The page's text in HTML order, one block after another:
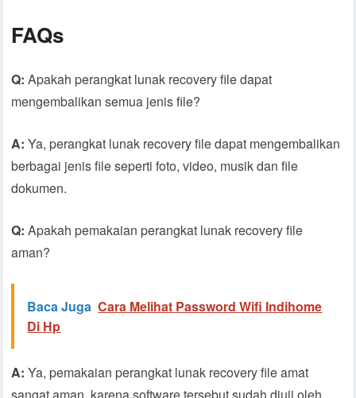
FAQs
Q: Apakah perangkat lunak recovery file dapat
mengembalikan semua jenis file?
A: Ya, perangkat lunak recovery file dapat mengembalikan
berbagai jenis file seperti foto, video, musik dan file
dokumen.
Q: Apakah pemakaian perangkat lunak recovery file
aman?
Baca Juga Cara Melihat Password Wifi Indihome
Di Hp
A: Ya, pemakaian perangkat lunak recovery file amat